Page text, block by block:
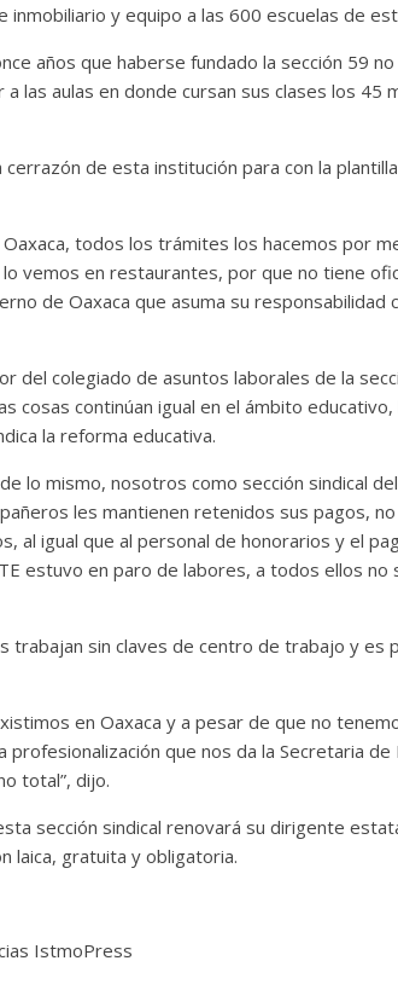
y equipo a las 600 escuelas de
años que haberse fundado la sección 59
las aulas en donde cursan sus clases los 45
de esta institución para con la
todos los trámites los hacemos por
vemos en restaurantes, por que no tiene
de Oaxaca que asuma su
del colegiado de asuntos laborales de la
cosas continúan igual en el ámbito
la reforma educativa.
lo mismo, nosotros como sección sindical
les mantienen retenidos sus pagos,
al igual que al personal de honorarios y el
estuvo en paro de labores, a todos ellos no
trabajan sin claves de centro de trabajo y es
en Oaxaca y a pesar de que no
que nos da la Secretaria de
total”, dijo.
sección sindical renovará su dirigente
laica, gratuita y obligatoria.
IstmoPress